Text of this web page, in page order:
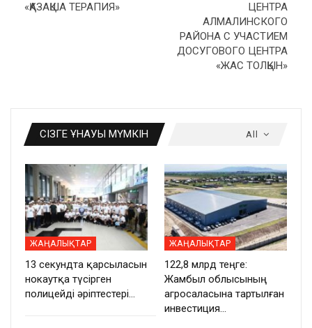
«ҚАЗАҚША ТЕРАПИЯ»
ЦЕНТРА
АЛМАЛИНСКОГО
РАЙОНА С УЧАСТИЕМ
ДОСУГОВОГО ЦЕНТРА
«ЖАС ТОЛҚЫН»
All
СІЗГЕ ҰНАУЫ МҮМКІН
ЖАҢАЛЫҚТАР
13 секундта қарсыласын
нокаутқа түсірген
полицейді әріптестері…
ЖАҢАЛЫҚТАР
122,8 млрд теңге:
Жамбыл облысының
агросаласына тартылған
инвестиция…